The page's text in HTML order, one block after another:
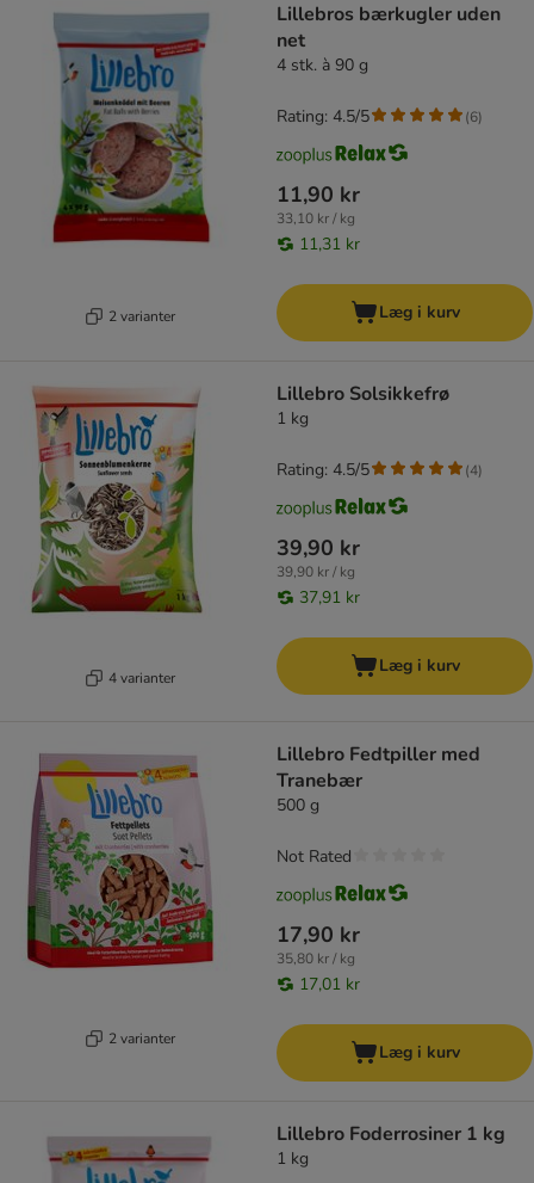
2 varianter
Lillebros bærkugler uden
net
4 stk. à 90 g
11,90 kr
33,10 kr / kg
11,31 kr
Rating: 4.5/5 (6)
Læg i kurv
4 varianter
Lillebro Solsikkefrø
1 kg
39,90 kr
39,90 kr / kg
37,91 kr
Rating: 4.5/5 (4)
Læg i kurv
2 varianter
Lillebro Fedtpiller med
Tranebær
500 g
17,90 kr
35,80 kr / kg
17,01 kr
Not Rated
Læg i kurv
Lillebro Foderrosiner 1 kg
1 kg